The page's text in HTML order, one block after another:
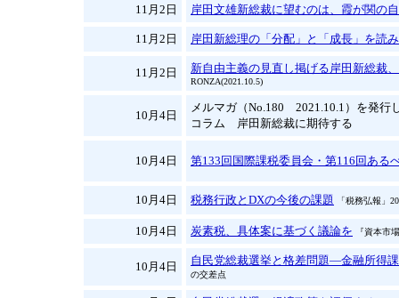
11月2日 岸田文雄新総裁に望むのは、霞が関の
11月2日 岸田新総理の「分配」と「成長」を読
11月2日 新自由主義の見直し掲げる岸田新総裁
RONZA(2021.10.5)
10月4日
メルマガ（No.180 2021.10.1）を発行
コラム 岸田新総裁に期待する
10月4日 第133回国際課税委員会・第116回ある
10月4日 税務行政とDXの今後の課題 「税務弘報」
10月4日 炭素税、具体案に基づく議論を 『資本市
10月4日 自民党総裁選挙と格差問題―金融所得
の交差点